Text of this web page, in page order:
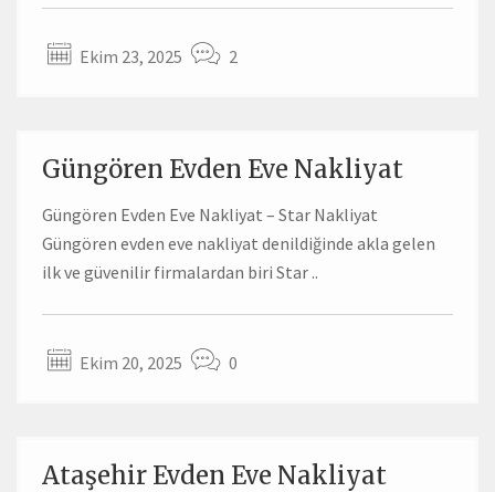
Ekim 23, 2025 2
Güngören Evden Eve Nakliyat
Güngören Evden Eve Nakliyat – Star Nakliyat
Güngören evden eve nakliyat denildiğinde akla gelen
ilk ve güvenilir firmalardan biri Star ..
Ekim 20, 2025 0
Ataşehir Evden Eve Nakliyat